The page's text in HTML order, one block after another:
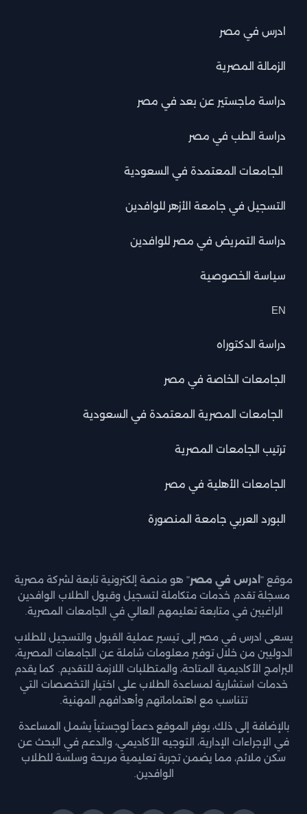
ادرس في مصر
الزمالة المصرية
دراسة ماجستير عن بعد في مصر
دراسة الطب في مصر
الجامعات المعتمدة في السعودية
التسجيل في جامعة الأزهر للوافدين
دراسة التمريض في مصر للوافدين
سياسة الخصوصية
EN
دراسة الدكتوراه
الجامعات الخاصة في مصر
الجامعات المصرية المعتمدة في السعودية
ترتيب الجامعات المصرية
الجامعات الأهلية في مصر
البورد العربي جامعة المنصورة
موقع " ادرس في مصر" هو منصة إلكترونية تابعة لشركة مصرية
مسجلة تقدم خدمات متكاملة لتسجيل وقبول الطلاب الوافدين
الراغبين في متابعة تعليمهم العالي في الجامعات المصرية.
يسعى ادرس في مصر إلى تيسير عملية القبول والتسجيل للطلاب
الدوليين من خلال توفير معلومات شاملة عن الجامعات المصرية،
البرامج الأكاديمية المتاحة، والمتطلبات اللازمة للتقديم. كما يقدم
خدمات استشارية لمساعدة الطلاب على اختيار التخصصات التي
تتناسب مع اهتماماتهم وأهدافهم المهنية.
بالإضافة إلى ذلك، يوفر الموقع دعماً لوجستياً يشمل المساعدة
في الإجراءات الإدارية، التوجيه الأكاديمي، والدعم في البحث عن
سكن ملائم، مما يضمن تجربة تعليمية مريحة وسلسة للطلاب
الوافدين.